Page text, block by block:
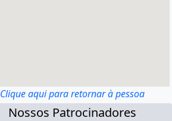
Clique aqui para retornar à pessoa
Nossos Patrocinadores